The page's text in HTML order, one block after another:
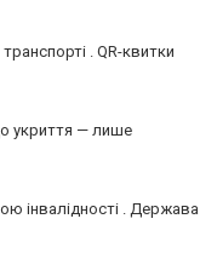
. QR-квитки
укриття — лише
інвалідності . Держава